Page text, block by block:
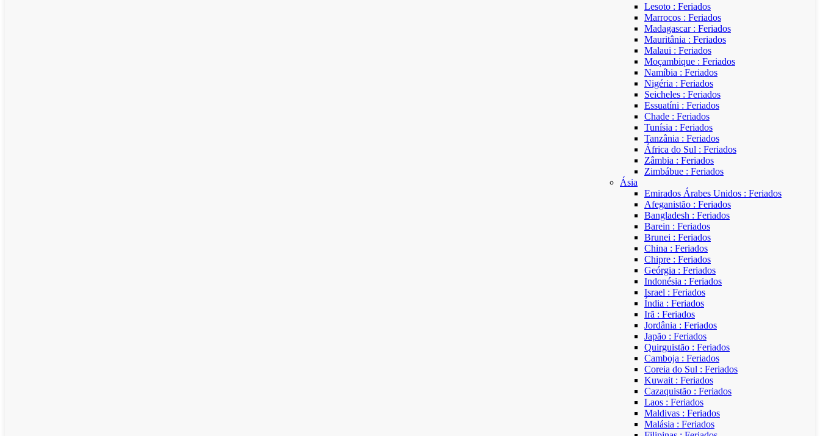
Lesoto : Feriados
Marrocos : Feriados
Madagascar : Feriados
Mauritânia : Feriados
Malaui : Feriados
Moçambique : Feriados
Namíbia : Feriados
Nigéria : Feriados
Seicheles : Feriados
Essuatíni : Feriados
Chade : Feriados
Tunísia : Feriados
Tanzânia : Feriados
África do Sul : Feriados
Zâmbia : Feriados
Zimbábue : Feriados
Ásia
Emirados Árabes Unidos : Feriados
Afeganistão : Feriados
Bangladesh : Feriados
Barein : Feriados
Brunei : Feriados
China : Feriados
Chipre : Feriados
Geórgia : Feriados
Indonésia : Feriados
Israel : Feriados
Índia : Feriados
Irã : Feriados
Jordânia : Feriados
Japão : Feriados
Quirguistão : Feriados
Camboja : Feriados
Coreia do Sul : Feriados
Kuwait : Feriados
Cazaquistão : Feriados
Laos : Feriados
Maldivas : Feriados
Malásia : Feriados